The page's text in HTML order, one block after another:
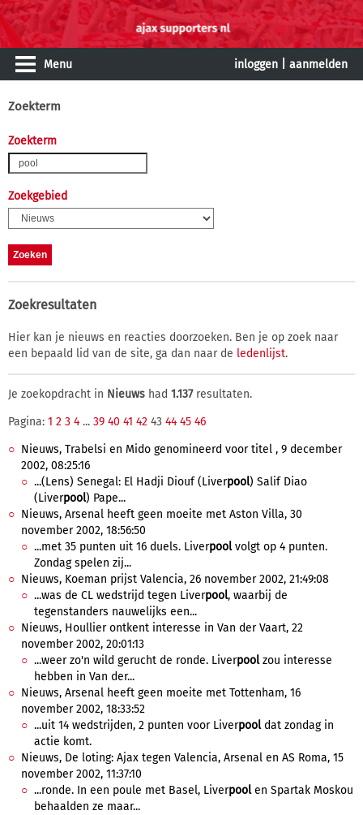
Menu inloggen aanmelden
Zoekterm
Zoekterm
Zoekgebied
Zoekresultaten
Hier kan je nieuws en reacties doorzoeken. Ben je op zoek naar
een bepaald lid van de site, ga dan naar de ledenlijst.
Je zoekopdracht in Nieuws had 1.137resultaten.
Pagina: 1 2 3 4 ... 39 40 41 42 43 44 45 46
Nieuws, Trabelsi en Mido genomineerd voor titel , 9 december
2002, 08:25:16
...(Lens) Senegal: El Hadji Diouf (Liverpool) Salif Diao
(Liverpool) Pape...
Nieuws, Arsenal heeft geen moeite met Aston Villa, 30
november 2002, 18:56:50
...met 35 punten uit 16 duels. Liverpoolvolgt op 4 punten.
Zondag spelen zij...
Nieuws, Koeman prijst Valencia, 26 november 2002, 21:49:08
...was de CL wedstrijd tegen Liverpool, waarbij de
tegenstanders nauwelijks een...
Nieuws, Houllier ontkent interesse in Van der Vaart, 22
november 2002, 20:01:13
...weer zo'n wild gerucht de ronde. Liverpoolzou interesse
hebben in Van der...
Nieuws, Arsenal heeft geen moeite met Tottenham, 16
november 2002, 18:33:52
...uit 14 wedstrijden, 2 punten voor Liverpooldat zondag in
actie komt.
Nieuws, De loting: Ajax tegen Valencia, Arsenal en AS Roma, 15
november 2002, 11:37:10
...ronde. In een poule met Basel, Liverpoolen Spartak Moskou
behaalden ze maar...